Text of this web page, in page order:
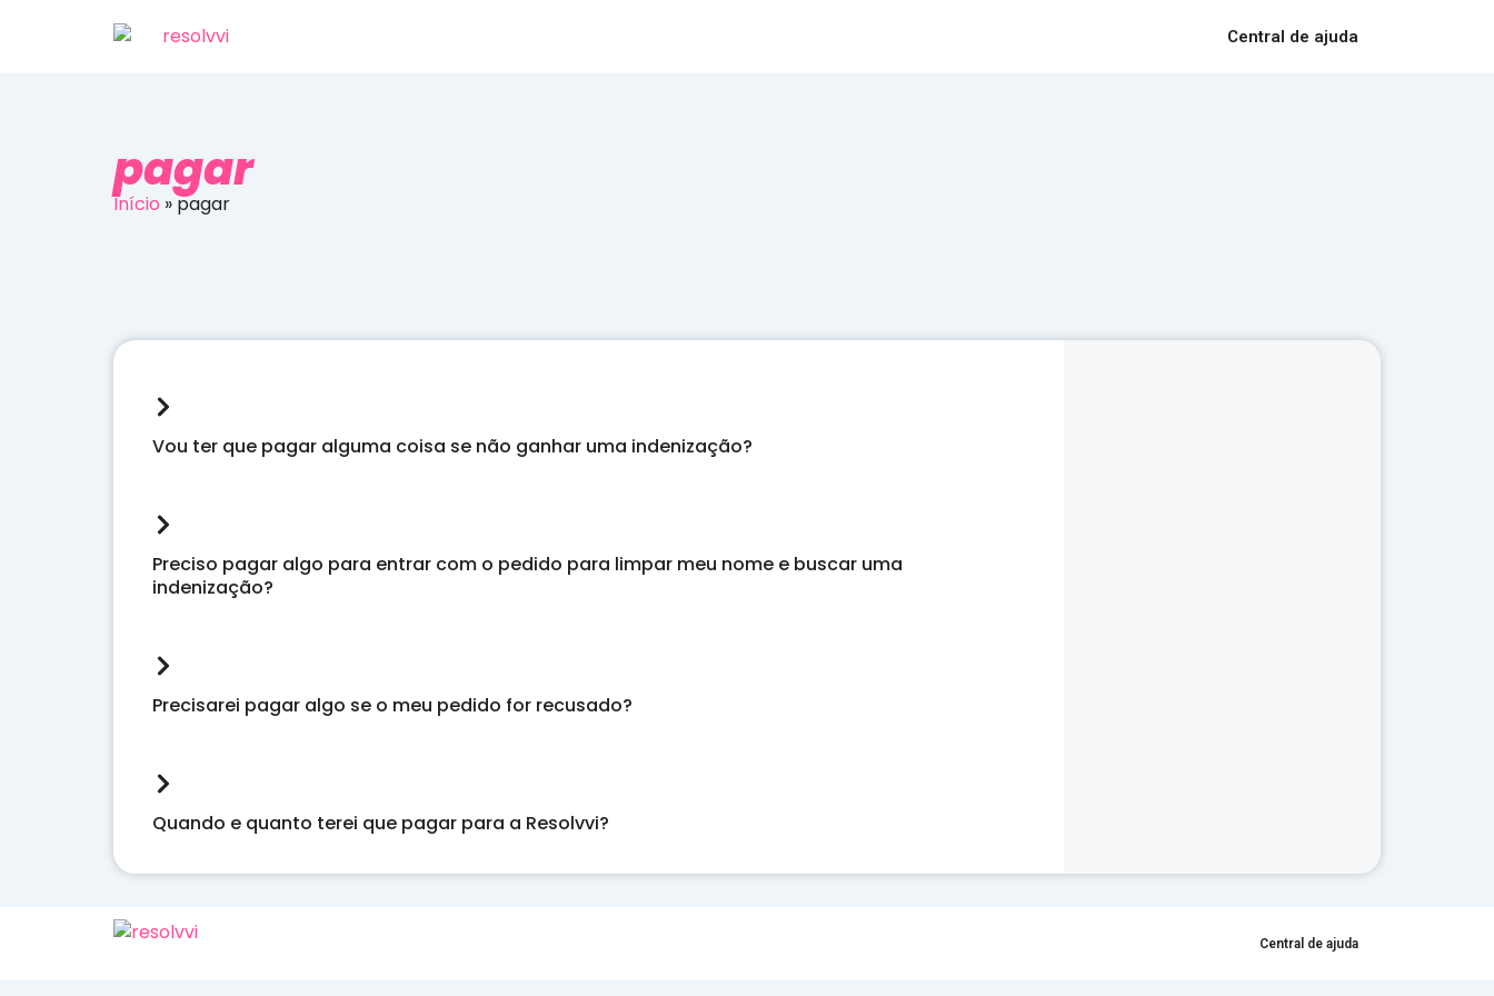
Central de ajuda
pagar
Início »pagar
Vou ter que pagar alguma coisa se não ganhar uma indenização?
Preciso pagar algo para entrar com o pedido para limpar meu nome e buscar uma
indenização?
Precisarei pagar algo se o meu pedido for recusado?
Quando e quanto terei que pagar para a Resolvvi?
Central de ajuda